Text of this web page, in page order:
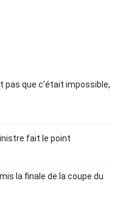
pas que c’était impossible,
fait le point
la finale de la coupe du